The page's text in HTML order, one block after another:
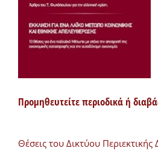
Προμηθευτείτε περιοδικά ή
Θέσεις του Δικτύου